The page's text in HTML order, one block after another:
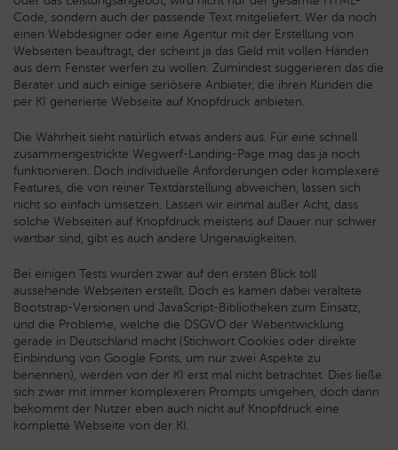
Code, sondern auch der passende Text mitgeliefert. Wer da noch
einen Webdesigner oder eine Agentur mit der Erstellung von
Webseiten beauftragt, der scheint ja das Geld mit vollen Händen
aus dem Fenster werfen zu wollen. Zumindest suggerieren das die
Berater und auch einige seriösere Anbieter, die ihren Kunden die
per KI generierte Webseite auf Knopfdruck anbieten.
Die Wahrheit sieht natürlich etwas anders aus. Für eine schnell
zusammengestrickte Wegwerf-Landing-Page mag das ja noch
funktionieren. Doch individuelle Anforderungen oder komplexere
Features, die von reiner Textdarstellung abweichen, lassen sich
nicht so einfach umsetzen. Lassen wir einmal außer Acht, dass
solche Webseiten auf Knopfdruck meistens auf Dauer nur schwer
wartbar sind, gibt es auch andere Ungenauigkeiten.
Bei einigen Tests wurden zwar auf den ersten Blick toll
aussehende Webseiten erstellt. Doch es kamen dabei veraltete
Bootstrap-Versionen und JavaScript-Bibliotheken zum Einsatz,
und die Probleme, welche die DSGVO der Webentwicklung
gerade in Deutschland macht (Stichwort Cookies oder direkte
Einbindung von Google Fonts, um nur zwei Aspekte zu
benennen), werden von der KI erst mal nicht betrachtet. Dies ließe
sich zwar mit immer komplexeren Prompts umgehen, doch dann
bekommt der Nutzer eben auch nicht auf Knopfdruck eine
komplette Webseite von der KI.